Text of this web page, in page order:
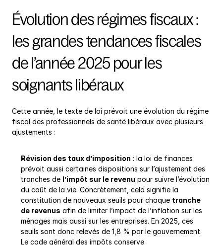
Évolution des régimes fiscaux :
les grandes tendances fiscales
de l’année 2025 pour les
soignants libéraux
Cette année, le texte de loi prévoit une évolution du régime
fiscal des professionnels de santé libéraux avec plusieurs
ajustements :
Révision des taux d’imposition : la loi de finances
prévoit aussi certaines dispositions sur l’ajustement des
tranches de l’impôt sur le revenu pour suivre l’évolution
du coût de la vie. Concrètement, cela signifie la
constitution de nouveaux seuils pour chaque tranche
de revenus afin de limiter l’impact de l’inflation sur les
ménages mais aussi sur les entreprises. En 2025, ces
seuils sont donc relevés de 1,8 % par le gouvernement.
Le code général des impôts conserve